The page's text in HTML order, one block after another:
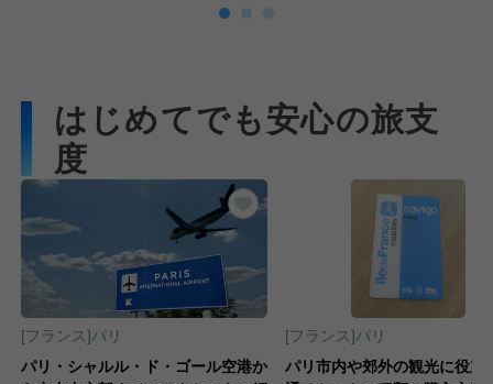
はじめてでも安心の旅支
度
に入りに追加する
パリ・シャルル・ド・ゴール空港か
[フランス]パリ
お気に入りに追加する
パリ市内や郊外の観光に役立
[フランス]パリ